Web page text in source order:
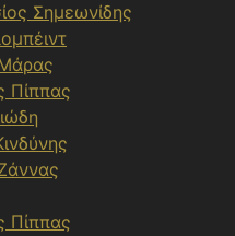
Σημεωνίδης
Πίππας
Πίππας